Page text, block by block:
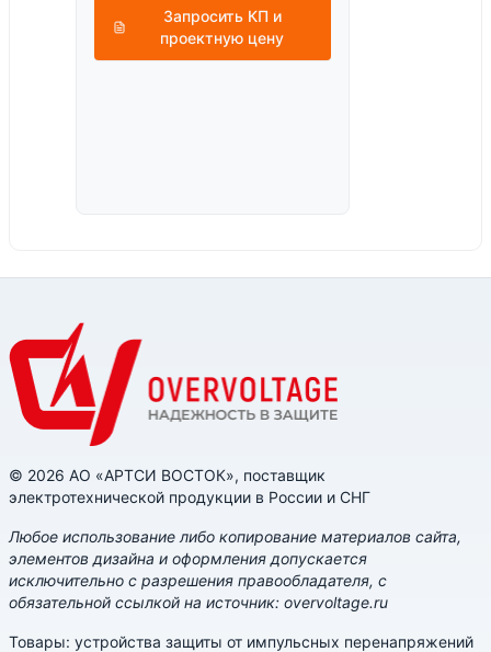
Запросить КП и
проектную цену
© 2026 АО «АРТСИ ВОСТОК», поставщик
электротехнической продукции в России и СНГ
Любое использование либо копирование материалов сайта,
элементов дизайна и оформления допускается
исключительно с разрешения правообладателя, с
обязательной ссылкой на источник: overvoltage.ru
Товары: устройства защиты от импульсных перенапряжений